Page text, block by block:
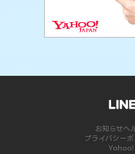
お知らせヘ
プライバシー
Yahoo!